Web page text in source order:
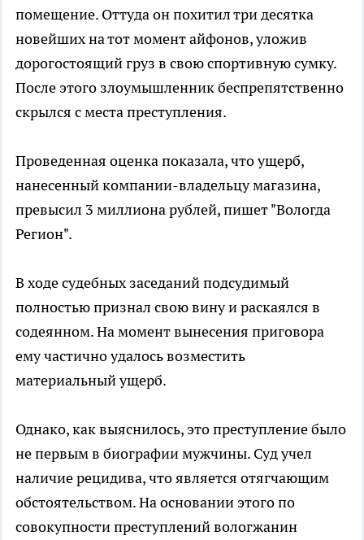
помещение. Оттуда он похитил три десятка
новейших на тот момент айфонов, уложив
дорогостоящий груз в свою спортивную сумку.
После этого злоумышленник беспрепятственно
скрылся с места преступления.
Проведенная оценка показала, что ущерб,
нанесенный компании-владельцу магазина,
превысил 3 миллиона рублей, пишет "Вологда
Регион".
В ходе судебных заседаний подсудимый
полностью признал свою вину и раскаялся в
содеянном. На момент вынесения приговора
ему частично удалось возместить
материальный ущерб.
Однако, как выяснилось, это преступление было
не первым в биографии мужчины. Суд учел
наличие рецидива, что является отягчающим
обстоятельством. На основании этого по
совокупности преступлений вологжанин